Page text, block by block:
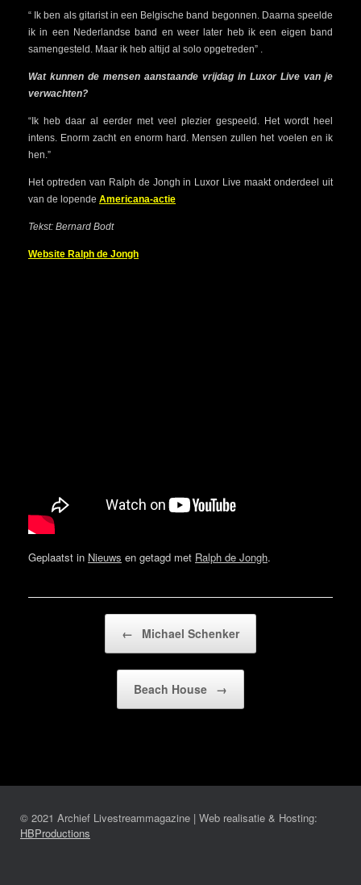
“ Ik ben als gitarist in een Belgische band begonnen. Daarna speelde
ik in een Nederlandse band en weer later heb ik een eigen band
samengesteld. Maar ik heb altijd al solo opgetreden” .
Wat kunnen de mensen aanstaande vrijdag in Luxor Live van je
verwachten?
“Ik heb daar al eerder met veel plezier gespeeld. Het wordt heel
intens. Enorm zacht en enorm hard. Mensen zullen het voelen en ik
hen.”
Het optreden van Ralph de Jongh in Luxor Live maakt onderdeel uit
van de lopende Americana-actie
Tekst: Bernard Bodt
Website Ralph de Jongh
Geplaatst in Nieuws en getagd met Ralph de Jongh.
← Michael Schenker
Beach House →
© 2021 Archief Livestreammagazine | Web realisatie & Hosting:
HBProductions